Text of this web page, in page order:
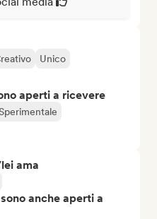
Unico
aperti a ricevere
ama
anche aperti a